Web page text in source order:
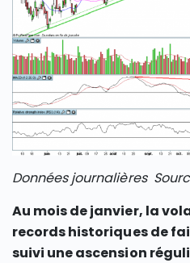
Données journalières
Au mois de janvier, la
records historiques de
suivi une ascension